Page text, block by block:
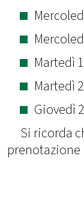
Martedì
Martedì
Giovedì
Si ricorda
prenotazione